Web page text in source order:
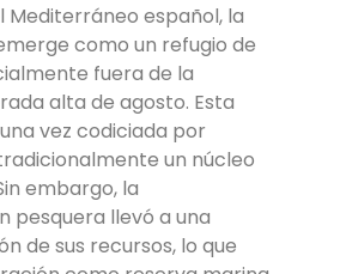
Mediterráneo español, la
como un refugio de
fuera de la
alta de agosto. Esta
vez codiciada por
un núcleo
embargo, la
pesquera llevó a una
de sus recursos, lo que